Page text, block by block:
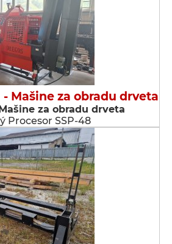
Мašine za obradu drveta
za obradu drveta
Procesor SSP-48